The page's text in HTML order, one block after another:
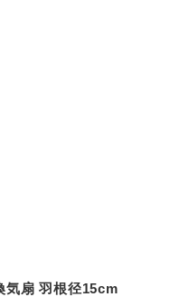
気扇 羽根径15cm